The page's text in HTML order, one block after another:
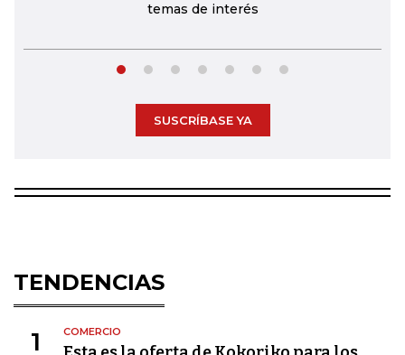
temas de interés
SUSCRÍBASE YA
TENDENCIAS
1 COMERCIO